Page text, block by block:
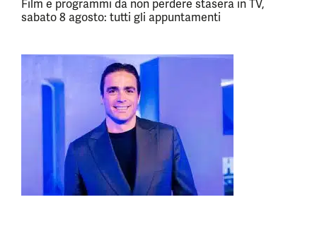
Film e programmi da non perdere stasera in TV,
sabato 8 agosto: tutti gli appuntamenti